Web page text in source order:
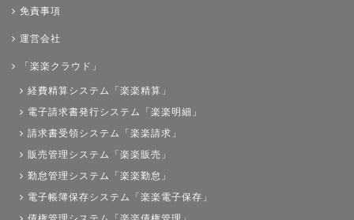
免責事項
運営会社
「楽楽クラウド」
経費精算システム「楽楽精算」
電子請求書発行システム「楽楽明細」
請求書受領システム「楽楽請求」
販売管理システム「楽楽販売」
勤怠管理システム「楽楽勤怠」
電子帳簿保存システム「楽楽電子保存」